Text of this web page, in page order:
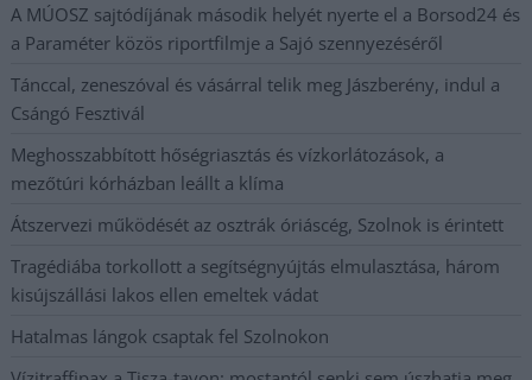
A MÚOSZ sajtódíjának második helyét nyerte el a Borsod24 és
a Paraméter közös riportfilmje a Sajó szennyezéséről
Tánccal, zeneszóval és vásárral telik meg Jászberény, indul a
Csángó Fesztivál
Meghosszabbított hőségriasztás és vízkorlátozások, a
mezőtúri kórházban leállt a klíma
Átszervezi működését az osztrák óriáscég, Szolnok is érintett
Tragédiába torkollott a segítségnyújtás elmulasztása, három
kisújszállási lakos ellen emeltek vádat
Hatalmas lángok csaptak fel Szolnokon